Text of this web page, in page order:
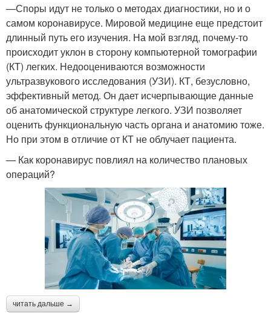
—Споры идут не только о методах диагностики, но и о
самом коронавирусе. Мировой медицине еще предстоит
длинный путь его изучения. На мой взгляд, почему-то
происходит уклон в сторону компьютерной томографии
(КТ) легких. Недооцениваются возможности
ультразвукового исследования (УЗИ). КТ, безусловно,
эффективный метод. Он дает исчерпывающие данные
об анатомической структуре легкого. УЗИ позволяет
оценить функциональную часть органа и анатомию тоже.
Но при этом в отличие от КТ не облучает пациента.
— Как коронавирус повлиял на количество плановых
операций?
читать дальше →